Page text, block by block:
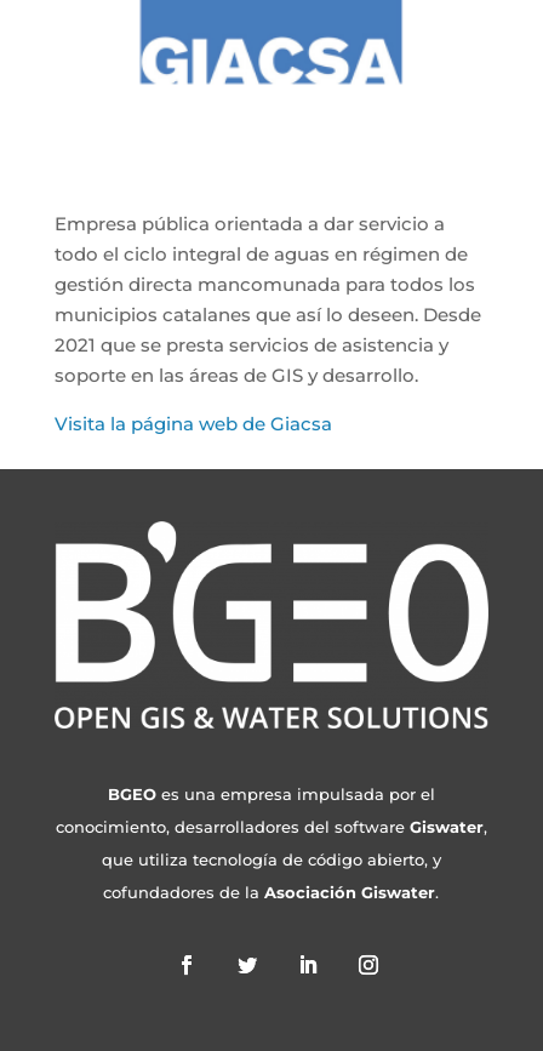
Empresa pública orientada a dar servicio a
todo el ciclo integral de aguas en régimen de
gestión directa mancomunada para todos los
municipios catalanes que así lo deseen. Desde
2021 que se presta servicios de asistencia y
soporte en las áreas de GIS y desarrollo.
Visita la página web de Giacsa
BGEO es una empresa impulsada por el
conocimiento, desarrolladores del software Giswater,
que utiliza tecnología de código abierto, y
cofundadores de laAsociación Giswater.